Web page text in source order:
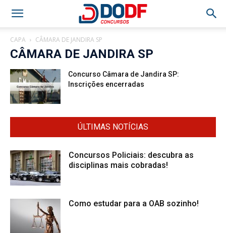
CAPA CÂMARA DE JANDIRA SP
CÂMARA DE JANDIRA SP
Concurso Câmara de Jandira SP:
Inscrições encerradas
ÚLTIMAS NOTÍCIAS
Concursos Policiais: descubra as
disciplinas mais cobradas!
Como estudar para a OAB sozinho!